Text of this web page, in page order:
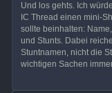
Und los gehts. Ich
IC Thread einen mini-
sollte beinhalten:
und Stunts. Dabei
Stuntnamen, nicht die
wichtigen Sachen